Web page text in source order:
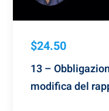
$24.50
13 –
modifica del